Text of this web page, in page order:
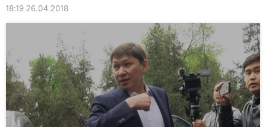
18:19 26.04.2018